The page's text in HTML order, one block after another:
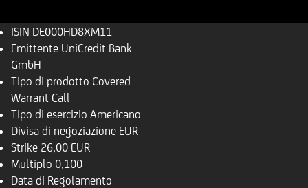
ISIN DE000HD8XM11
Emittente UniCredit Bank
GmbH
Tipo di prodotto Covered
Warrant Call
Tipo di esercizio Americano
Divisa di negoziazione EUR
Strike 26,00 EUR
Multiplo 0,100
Data di Regolamento